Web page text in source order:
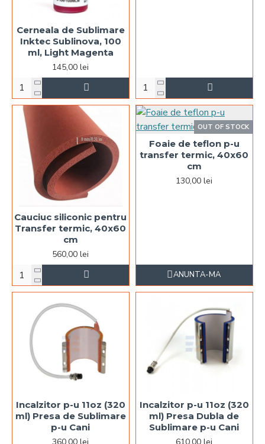
Cerneala de Sublimare
Inktec Sublinova, 100
ml, Light Magenta
145,00 lei
Cauciuc siliconic pentru
Transfer termic, 40x60
cm
560,00 lei
OUT OF STOCK
Foaie de teflon p-u
transfer termic, 40x60
cm
130,00 lei
ANUNTA-MA
Incalzitor p-u 11oz (320
ml) Presa de Sublimare
p-u Cani
360,00 lei
Incalzitor p-u 11oz (320
ml) Presa Dubla de
Sublimare p-u Cani
610,00 lei